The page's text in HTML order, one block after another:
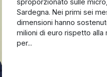
sproporzionato sulle
Sardegna. Nei primi sei
dimensioni hanno
milioni di euro rispetto alla
per...